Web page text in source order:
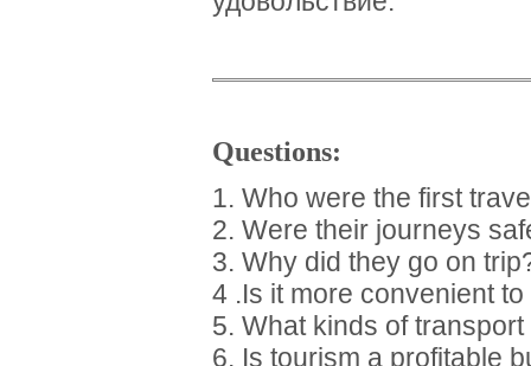
Questions:
1. Who were the first
2. Were their journeys
3. Why did they go on
4 .Is it more convenient
5. What kinds of
6. Is tourism a profitable